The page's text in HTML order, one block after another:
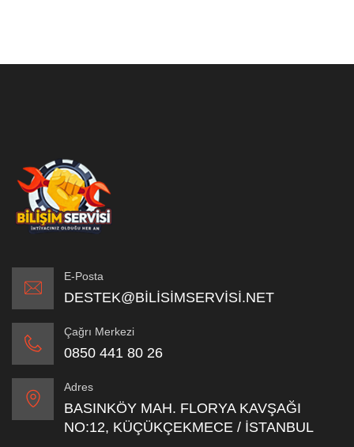
E-Posta
DESTEK@BILISIMSERVISI.NET
Çağrı Merkezi
0850 441 80 26
Adres
BASINKÖY MAH. FLORYA KAVŞAĞI
NO:12, KÜÇÜKÇEKMECE / İSTANBUL